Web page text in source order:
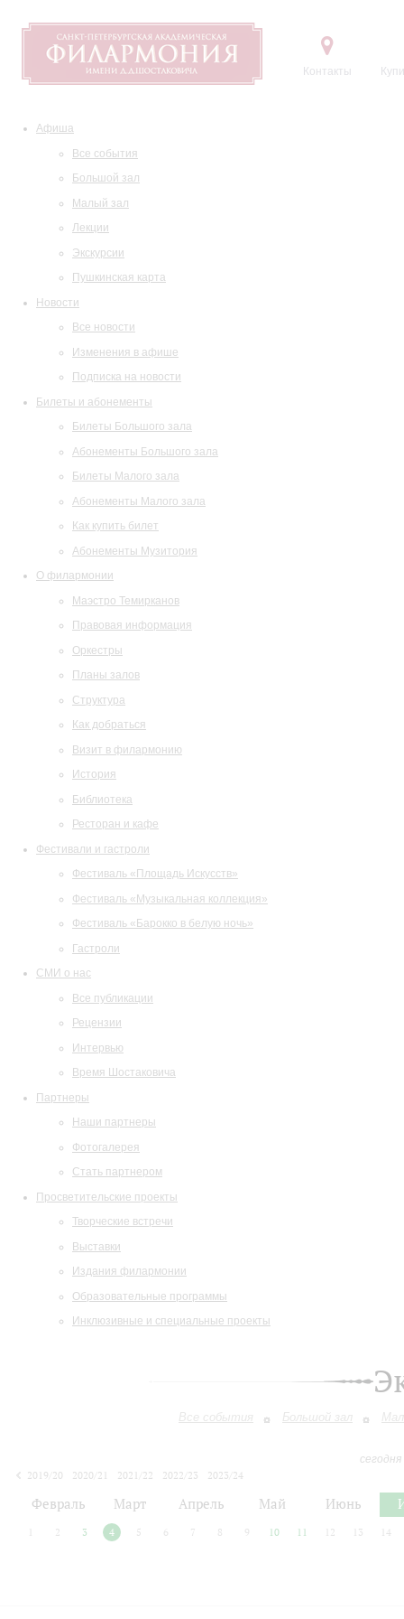
Контакты
Афиша
Все события
Большой зал
Малый зал
Лекции
Экскурсии
Пушкинская карта
Новости
Все новости
Изменения в афише
Подписка на новости
Билеты и абонементы
Билеты Большого зала
Абонементы Большого зала
Билеты Малого зала
Абонементы Малого зала
Как купить билет
Абонементы Музитория
О филармонии
Маэстро Темирканов
Правовая информация
Оркестры
Планы залов
Структура
Как добраться
Визит в филармонию
История
Библиотека
Ресторан и кафе
Фестивали и гастроли
Фестиваль «Площадь Искусств»
Фестиваль «Музыкальная коллекция»
Фестиваль «Барокко в белую ночь»
Гастроли
СМИ о нас
Все публикации
Рецензии
Интервью
Время Шостаковича
Партнеры
Наши партнеры
Фотогалерея
Стать партнером
Просветительские проекты
Творческие встречи
Выставки
Издания филармонии
Образовательные программы
Инклюзивные и специальные проекты
Все события Большой зал
2019/20
2020/21 2021/22 2022/23
2023/24
Февраль Март Апрель Май Июнь
2 3 4 5 6 7 8 9 10 11 12 13 14